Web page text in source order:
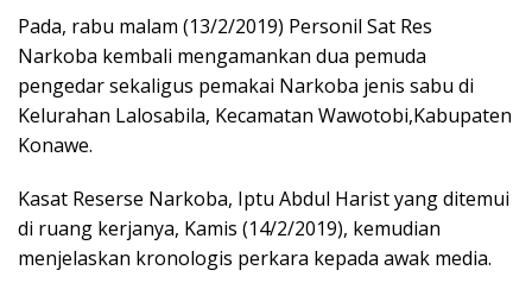
Pada, rabu malam (13/2/2019) Personil Sat Res
Narkoba kembali mengamankan dua pemuda
pengedar sekaligus pemakai Narkoba jenis sabu di
Kelurahan Lalosabila, Kecamatan Wawotobi,Kabupaten
Konawe.
Kasat Reserse Narkoba, Iptu Abdul Harist yang ditemui
di ruang kerjanya, Kamis (14/2/2019), kemudian
menjelaskan kronologis perkara kepada awak media.